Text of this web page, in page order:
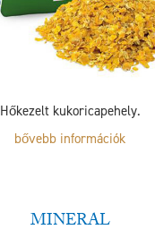
Hőkezelt kukoricapehely.
bővebb információk
MINERAL